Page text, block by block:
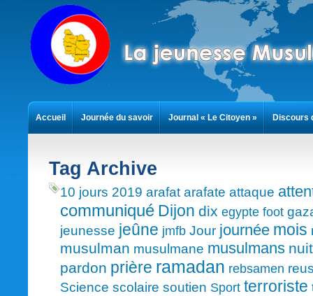
Tag Archive
10 jours 2019 arafat arafate attaque
communiqué Dijon dix egypte foot
jeunesse jeûne jmfb Jour journée mois
musulman musulmane musulmans nuit
pardon prière ramadan rebsamen
Science scolaire soutien Sport terroriste
Accueil Journée du savoir Journal « Le Citoyen » Discours